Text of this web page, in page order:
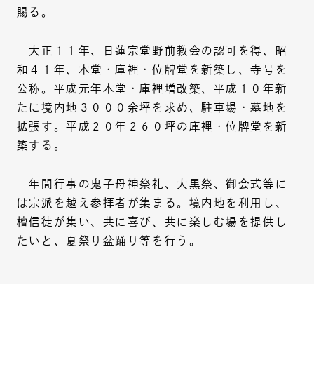
賜る。
大正１１年、日蓮宗堂野前教会の認可を得、昭
和４１年、本堂・庫裡・位牌堂を新築し、寺号を
公称。平成元年本堂・庫裡増改築、平成１０年新
たに境内地３０００余坪を求め、駐車場・墓地を
拡張す。平成２０年２６０坪の庫裡・位牌堂を新
築する。
年間行事の鬼子母神祭礼、大黒祭、御会式等に
は宗派を越え参拝者が集まる。境内地を利用し、
檀信徒が集い、共に喜び、共に楽しむ場を提供し
たいと、夏祭り盆踊り等を行う。